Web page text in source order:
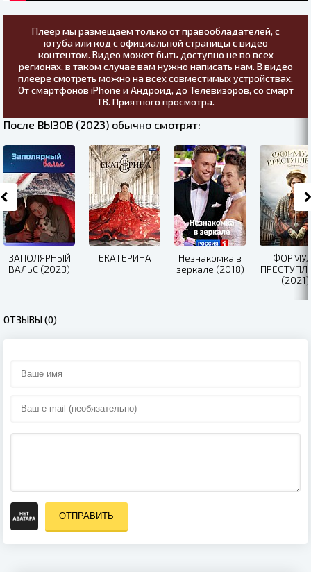
Плеер мы размещаем только от правообладателей, с
ютуба или код с официальной страницы с видео
контентом. Видео может быть доступно не во всех
регионах, в таком случае вам нужно написать нам. В видео
плеере смотреть можно на всех совместимых устройствах.
От смартфонов iPhone и Андроид, до Телевизоров, со смарт
ТВ. Приятного просмотра.
После ВЫЗОВ (2023) обычно смотрят:
ЗАПОЛЯРНЫЙ
ВАЛЬС (2023)
ЕКАТЕРИНА
Незнакомка в
зеркале (2018)
(2021)
ОТЗЫВЫ (0)
ОТПРАВИТЬ